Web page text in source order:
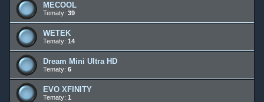
MECOOL
Tematy: 39
WETEK
Tematy: 14
Dream Mini Ultra HD
Tematy: 6
EVO XFINITY
Tematy: 1